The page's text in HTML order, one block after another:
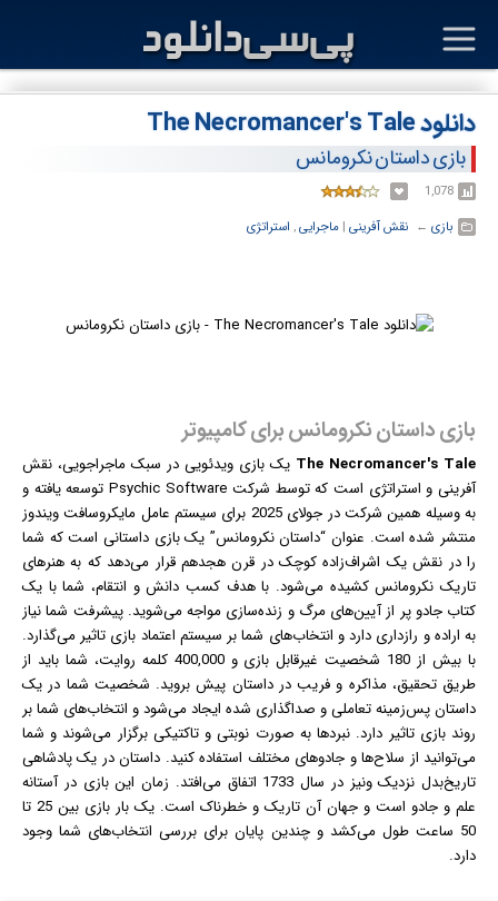
دانلود The Necromancer's Tale
بازی داستان نکرومانس
1,078
بازی ← ‏ نقش آفرینی ‏| ماجرایی, استراتژی
بازی داستان نکرومانس برای کامپیوتر
The Necromancer's Tale یکبازی ویدئویی در سبک ماجراجویی، نقش
آفرینی و استراتژی است که توسط شرکت Psychic Software توسعه یافته و
به وسیله همین شرکت در جولای 2025 برای سیستم عامل مایکروسافت
ویندوز
منتشر شده است. عنوان “داستان نکرومانس” یک بازی داستانی است که شما
را در نقش یک اشراف‌زاده کوچک در قرن هجدهم قرار می‌دهد که به هنرهای
تاریک نکرومانس کشیده می‌شود. با هدف کسب دانش و انتقام، شما با یک
کتاب جادو پر از آیین‌های مرگ و زنده‌سازی مواجه می‌شوید. پیشرفت شما نیاز
به اراده و رازداری دارد و انتخاب‌های شما بر سیستم اعتماد بازی تاثیر می‌گذارد.
با بیش از 180 شخصیت غیرقابل بازی و 400,000 کلمه روایت، شما باید از
طریق تحقیق، مذاکره و فریب در داستان پیش بروید. شخصیت شما در یک
داستان پس‌زمینه تعاملی و صداگذاری شده ایجاد می‌شود و انتخاب‌های شما بر
روند بازی تاثیر دارد. نبردها به صورت نوبتی و تاکتیکی برگزار می‌شوند و شما
می‌توانید از سلاح‌ها و جادوهای مختلف استفاده کنید. داستان در یک پادشاهی
تاریخ‌بدل نزدیک ونیز در سال 1733 اتفاق می‌افتد. زمان این بازی در آستانه
علم و جادو است و جهان آن تاریک و خطرناک است. یک بار بازی بین 25 تا
50 ساعت طول می‌کشد و چندین پایان برای بررسی انتخاب‌های شما وجود
دارد.